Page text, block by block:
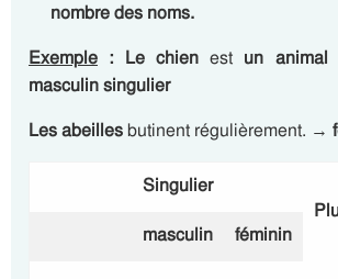
nombre des noms.
Exemple : Le chienest un animal
masculin singulier
Lesabeillesbutinent régulièrement. →
Singulier
masculin féminin